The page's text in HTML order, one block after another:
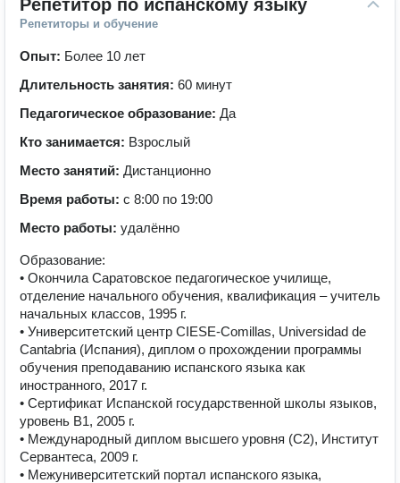
Репетитор по испанскому языку
Репетиторы и обучение
Опыт: Более 10 лет
Длительность занятия: 60 минут
Педагогическое образование: Да
Кто занимается: Взрослый
Место занятий: Дистанционно
Время работы: с 8:00 по 19:00
Место работы: удалённо
Образование:
• Окончила Саратовское педагогическое училище,
отделение начального обучения, квалификация – учитель
начальных классов, 1995 г.
• Университетский центр CIESE-Comillas, Universidad de
Cantabria (Испания), диплом о прохождении программы
обучения преподаванию испанского языка как
иностранного, 2017 г.
• Сертификат Испанской государственной школы языков,
уровень В1, 2005 г.
• Международный диплом высшего уровня (С2), Институт
Сервантеса, 2009 г.
• Межуниверситетский портал испанского языка,